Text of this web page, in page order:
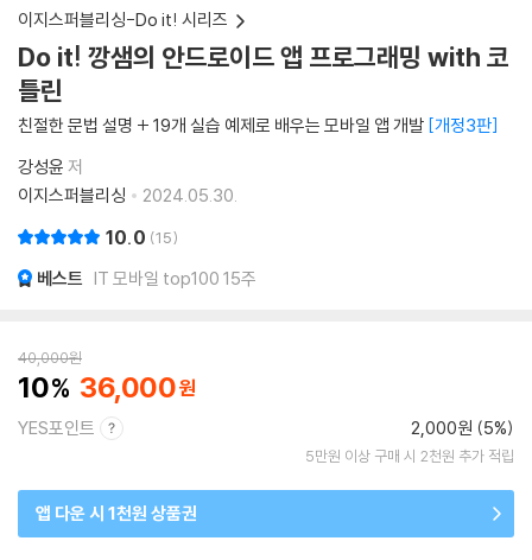
이지스퍼블리싱-Do it! 시리즈
Do it! 깡샘의 안드로이드 앱 프로그래밍 with 코
틀린
친절한 문법 설명 + 19개 실습 예제로 배우는 모바일 앱 개발 개정3판
강성윤 저
이지스퍼블리싱
2024.05.30.
10.0 15
베스트 IT 모바일 top100 15주
40,000원
10 36,000
YES포인트 2,000원 (5%)
5만원 이상 구매 시 2천원 추가 적립
앱 다운 시 1천원 상품권